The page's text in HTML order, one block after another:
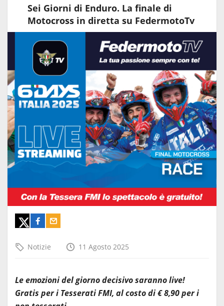
Sei Giorni di Enduro. La finale di
Motocross in diretta su FedermotoTv
Notizie 11 Agosto 2025
Le emozioni del giorno decisivo saranno live!
Gratis per i Tesserati FMI, al costo di € 8,90 per i